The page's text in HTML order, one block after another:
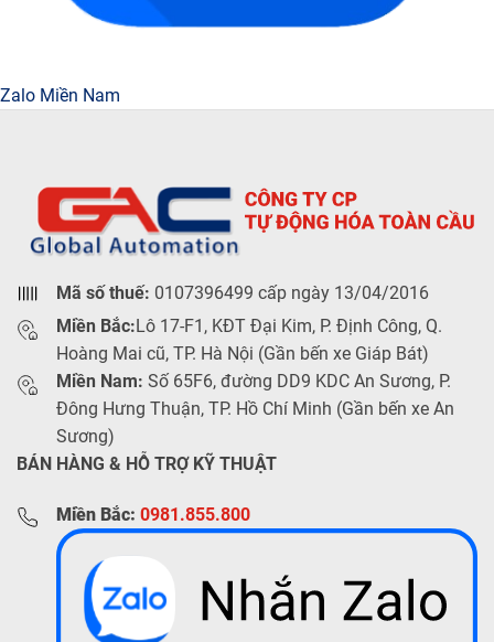
Zalo Miền Nam
Mã số thuế: 0107396499 cấp ngày 13/04/2016
Miền Bắc:Lô 17-F1, KĐT Đại Kim, P. Định Công, Q.
Hoàng Mai cũ, TP. Hà Nội (Gần bến xe Giáp Bát)
Miền Nam: Số 65F6, đường DD9 KDC An Sương, P.
Đông Hưng Thuận, TP. Hồ Chí Minh (Gần bến xe An
Sương)
BÁN HÀNG & HỖ TRỢ KỸ THUẬT
Miền Bắc: 0981.855.800